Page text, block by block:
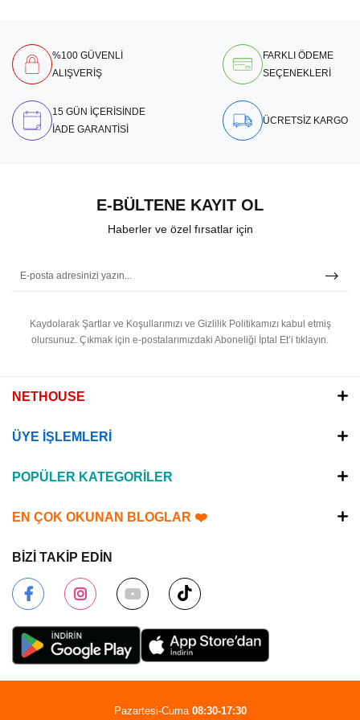
%100 GÜVENLİ
ALIŞVERİŞ
FARKLI ÖDEME
SEÇENEKLERİ
15 GÜN İÇERİSİNDE
İADE GARANTİSİ
ÜCRETSİZ KARGO
E-BÜLTENE KAYIT OL
Haberler ve özel fırsatlar için
Kaydolarak Şartlar ve Koşullarımızı ve Gizlilik Politikamızı kabul etmiş
olursunuz. Çıkmak için e-postalarımızdaki Aboneliği İptal Et’i tıklayın.
NETHOUSE
ÜYE İŞLEMLERİ
POPÜLER KATEGORİLER
EN ÇOK OKUNAN BLOGLAR ❤️
BİZİ TAKİP EDİN
Pazartesi-Cuma 08:30-17:30